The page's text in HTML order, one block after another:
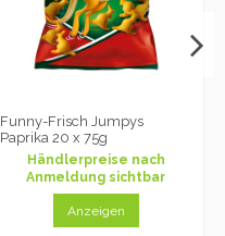
Funny-Frisch Jumpys
Paprika 20 x 75g
Händlerpreise nach
Anmeldung sichtbar
Anzeigen